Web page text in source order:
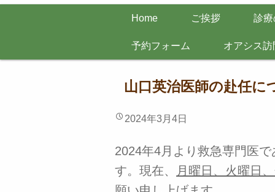
Home ご挨拶 診療
予約フォーム オアシス
山口英治医師の赴任に
2024年3月4日
2024年4月より救急専門医
す。現在、
月曜日、火曜日